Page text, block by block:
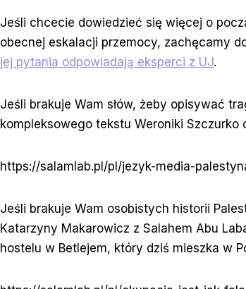
Jeśli chcecie dowiedzieć się więcej o
obecnej eskalacji przemocy, zachęcamy
jej pytania odpowiadają eksperci z UJ.
Jeśli brakuje Wam słów, żeby opisywać
kompleksowego tekstu Weroniki
https://salamlab.pl/pl/jezyk-media-
Jeśli brakuje Wam osobistych historii
Katarzyny Makarowicz z Salahem Abu
hostelu w Betlejem, który dziś mieszka w